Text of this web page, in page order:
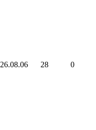
26.08.06 28 0